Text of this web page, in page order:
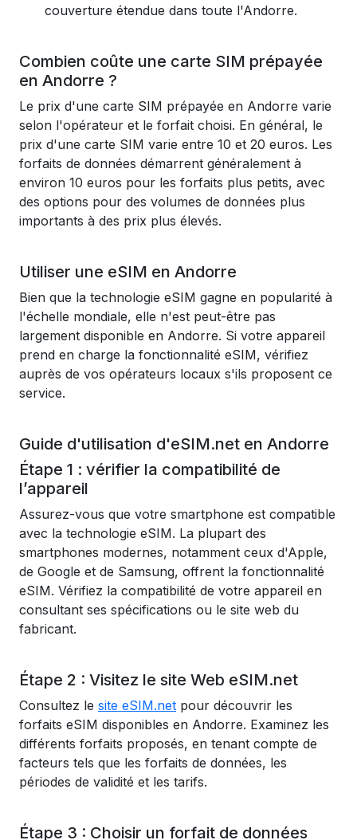
couverture étendue dans toute l'Andorre.
Combien coûte une carte SIM prépayée
en Andorre ?
Le prix d'une carte SIM prépayée en Andorre varie
selon l'opérateur et le forfait choisi. En général, le
prix d'une carte SIM varie entre 10 et 20 euros. Les
forfaits de données démarrent généralement à
environ 10 euros pour les forfaits plus petits, avec
des options pour des volumes de données plus
importants à des prix plus élevés.
Utiliser une eSIM en Andorre
Bien que la technologie eSIM gagne en popularité à
l'échelle mondiale, elle n'est peut-être pas
largement disponible en Andorre. Si votre appareil
prend en charge la fonctionnalité eSIM, vérifiez
auprès de vos opérateurs locaux s'ils proposent ce
service.
Guide d'utilisation d'eSIM.net en Andorre
Étape 1 : vérifier la compatibilité de
l’appareil
Assurez-vous que votre smartphone est compatible
avec la technologie eSIM. La plupart des
smartphones modernes, notamment ceux d'Apple,
de Google et de Samsung, offrent la fonctionnalité
eSIM. Vérifiez la compatibilité de votre appareil en
consultant ses spécifications ou le site web du
fabricant.
Étape 2 : Visitez le site Web eSIM.net
Consultez le site eSIM.net pour découvrir les
forfaits eSIM disponibles en Andorre. Examinez les
différents forfaits proposés, en tenant compte de
facteurs tels que les forfaits de données, les
périodes de validité et les tarifs.
Étape 3 : Choisir un forfait de données